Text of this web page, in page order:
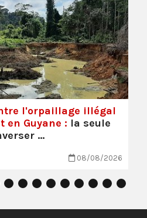
l'orpaillage illégal
en Guyane : la seule
…
08/08/2026